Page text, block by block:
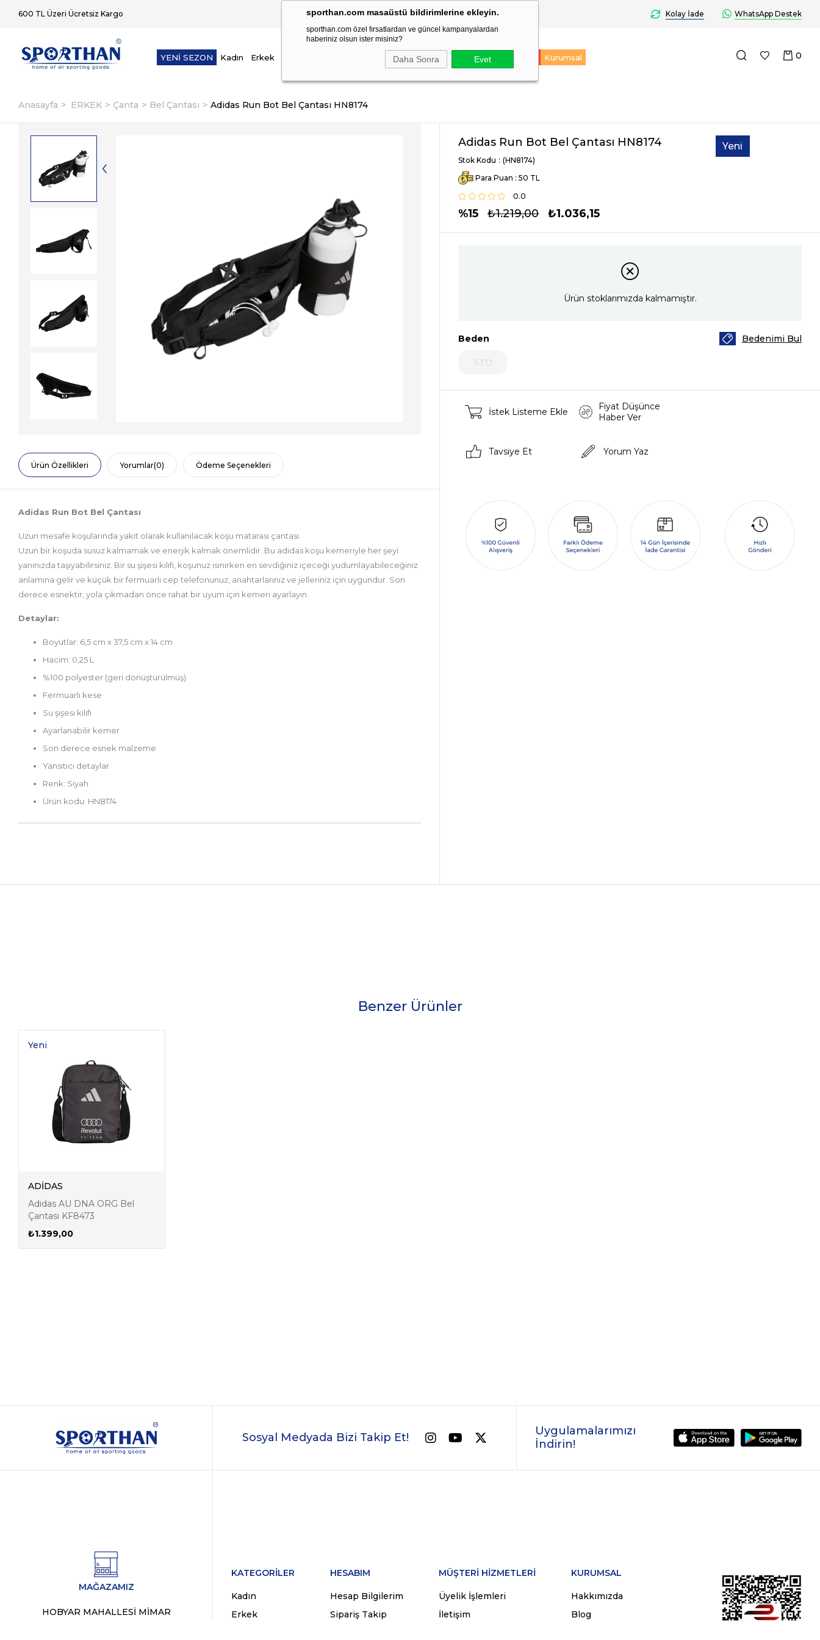
sporthan.com masaüstü bildirimlerine ekleyin.
sporthan.com özel fırsatlardan ve güncel kampanyalardan
haberiniz olsun ister misiniz?
Daha Sonra Evet
600 TL Üzeri Ücretsiz Kargo TÜM SİPARİŞLER AYNI GÜN KARGODA! Kolay İade WhatsApp Destek
YENİ SEZON Kadın Erkek Spor Malzemeleri Takım Sporları Kurumsal 0
Anasayfa ERKEK Çanta Bel Çantası Adidas Run Bot Bel Çantası HN8174
Ürün Özellikleri Yorumlar(0) Ödeme Seçenekleri
Adidas Run Bot Bel Çantası
Uzun mesafe koşularında yakıt olarak kullanılacak koşu matarası çantası.
Uzun bir koşuda susuz kalmamak ve enerjik kalmak önemlidir. Bu adidas koşu kemeriyle her şeyi
yanınızda taşıyabilirsiniz. Bir su şişesi kılıfı, koşunuz ısınırken en sevdiğiniz içeceği yudumlayabileceğiniz
anlamına gelir ve küçük bir fermuarlı cep telefonunuz, anahtarlarınız ve jelleriniz için uygundur. Son
derece esnektir, yola çıkmadan önce rahat bir uyum için kemeri ayarlayın.
Detaylar:
Boyutlar: 6,5 cm x 37,5 cm x 14 cm
Hacim: 0,25 L
%100 polyester (geri dönüştürülmüş)
Fermuarlı kese
Su şişesi kılıfı
Ayarlanabilir kemer
Son derece esnek malzeme
Yansıtıcı detaylar
Renk: Siyah
Ürün kodu: HN8174
Adidas Run Bot Bel Çantası HN8174
Yeni
Stok Kodu
(HN8174)
Para Puan : 50
0.0
15 ₺1.219,00 ₺1.036,15
Ürün stoklarımızda kalmamıştır.
Beden
STD
Bedenimi Bul
İstek Listeme Ekle
Fiyat Düşünce
Haber Ver
Tavsiye Et Yorum Yaz
Benzer Ürünler
ADİDAS
Adidas AU DNA ORG Bel
Çantası KF8473
₺1.399,00
Yeni
Sosyal Medyada Bizi Takip Et!
Uygulamalarımızı
İndirin!
MAĞAZAMIZ
HOBYAR MAHALLESİ MİMAR
KATEGORİLER
Kadın
Erkek
HESABIM
Hesap Bilgilerim
Sipariş Takip
MÜŞTERİ HİZMETLERİ
Üyelik İşlemleri
İletişim
KURUMSAL
Hakkımızda
Blog